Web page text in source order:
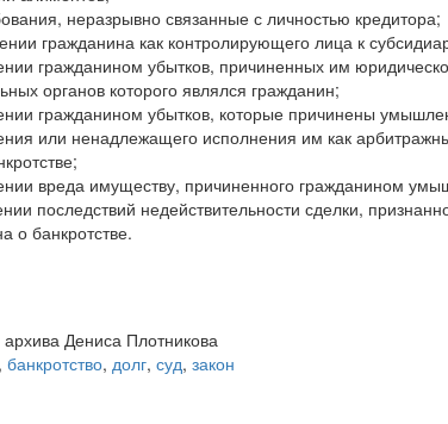
неразрывно связанные с личностью кредитора;
гражданина как контролирующего лица к
гражданином убытков, причиненных им
органов которого являлся гражданин;
гражданином убытков, которые причинены
или ненадлежащего исполнения им как
вреда имуществу, причиненного гражданином
последствий недействительности сделки,
о банкротстве.
Дениса Плотникова
банкротство, долг, суд, закон